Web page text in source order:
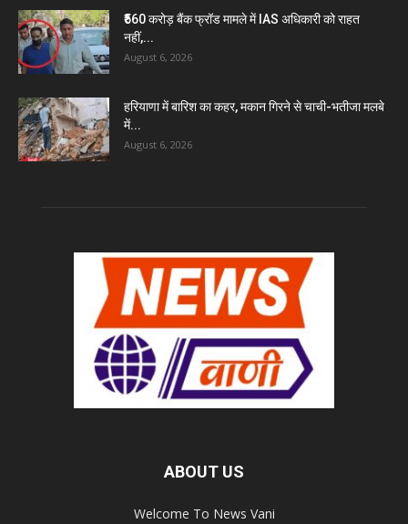
₹560 करोड़ बैंक फ्रॉड मामले में IAS अधिकारी को राहत
नहीं,...
August 6, 2026
हरियाणा में बारिश का कहर, मकान गिरने से चाची-भतीजा मलबे
में...
August 6, 2026
ABOUT US
Welcome To News Vani